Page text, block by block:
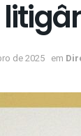
de 2025 em